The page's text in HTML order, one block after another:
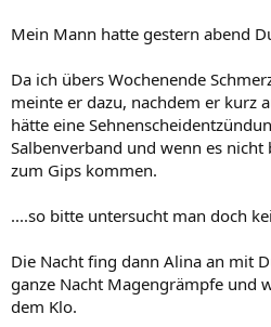
Mein Mann hatte gestern abend
Da ich übers Wochenende
meinte er dazu, nachdem er kurz
hätte eine
Salbenverband und wenn es
zum Gips kommen.
....so bitte untersucht man doch
Die Nacht fing dann Alina an mit
ganze Nacht Magengrämpfe und
dem Klo.